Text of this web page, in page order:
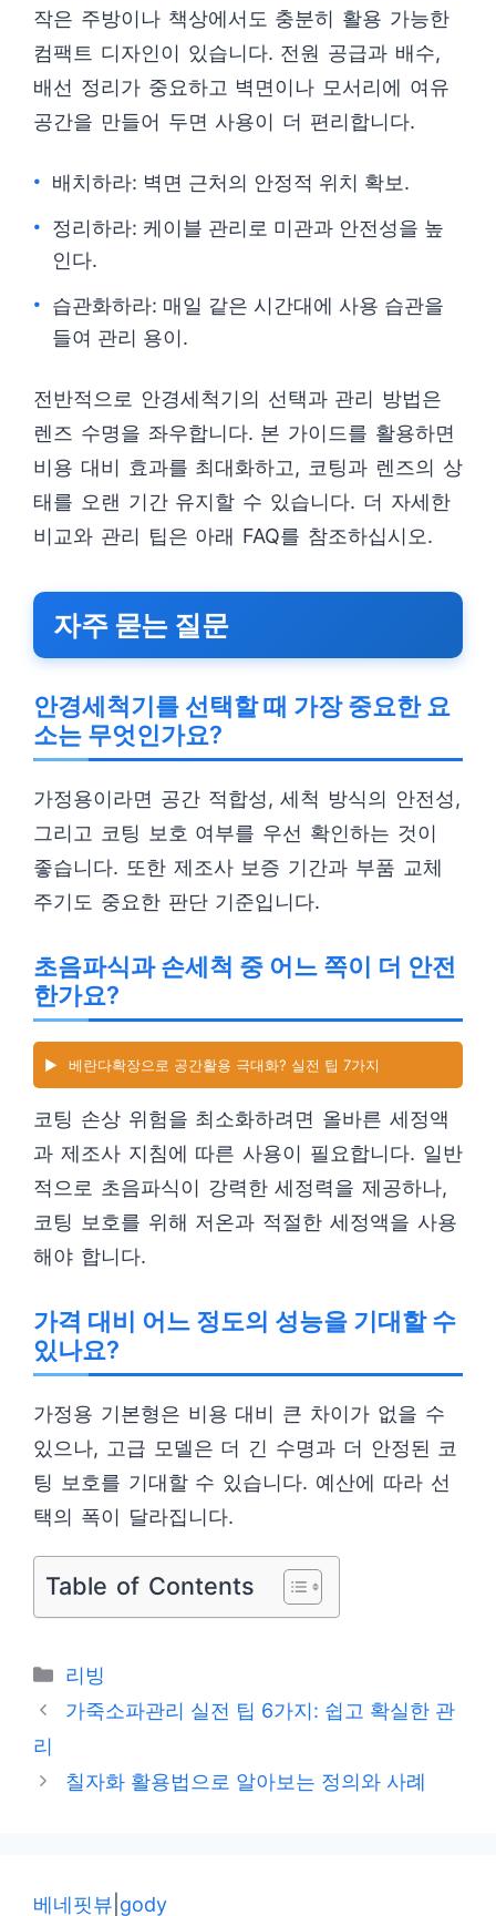
작은 주방이나 책상에서도 충분히 활용 가능한
컴팩트 디자인이 있습니다. 전원 공급과 배수,
배선 정리가 중요하고 벽면이나 모서리에 여유
공간을 만들어 두면 사용이 더 편리합니다.
배치하라: 벽면 근처의 안정적 위치 확보.
정리하라: 케이블 관리로 미관과 안전성을 높
인다.
습관화하라: 매일 같은 시간대에 사용 습관을
들여 관리 용이.
전반적으로 안경세척기의 선택과 관리 방법은
렌즈 수명을 좌우합니다. 본 가이드를 활용하면
비용 대비 효과를 최대화하고, 코팅과 렌즈의 상
태를 오랜 기간 유지할 수 있습니다. 더 자세한
비교와 관리 팁은 아래 FAQ를 참조하십시오.
자주 묻는 질문
안경세척기를 선택할 때 가장 중요한 요
소는 무엇인가요?
가정용이라면 공간 적합성, 세척 방식의 안전성,
그리고 코팅 보호 여부를 우선 확인하는 것이
좋습니다. 또한 제조사 보증 기간과 부품 교체
주기도 중요한 판단 기준입니다.
초음파식과 손세척 중 어느 쪽이 더 안전
한가요?
▶️ 베란다확장으로 공간활용 극대화? 실전 팁 7가지
코팅 손상 위험을 최소화하려면 올바른 세정액
과 제조사 지침에 따른 사용이 필요합니다. 일반
적으로 초음파식이 강력한 세정력을 제공하나,
코팅 보호를 위해 저온과 적절한 세정액을 사용
해야 합니다.
가격 대비 어느 정도의 성능을 기대할 수
있나요?
가정용 기본형은 비용 대비 큰 차이가 없을 수
있으나, 고급 모델은 더 긴 수명과 더 안정된 코
팅 보호를 기대할 수 있습니다. 예산에 따라 선
택의 폭이 달라집니다.
Table of Contents
카
테
리빙
가죽소파관리 실전 팁 6가지: 쉽고 확실한 관
리
칠자화 활용법으로 알아보는 정의와 사례
베네핏뷰 gody